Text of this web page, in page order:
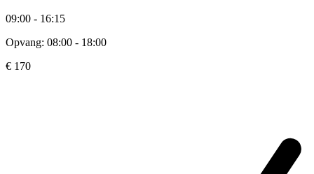
09:00 - 16:15
Opvang: 08:00 - 18:00
€ 170